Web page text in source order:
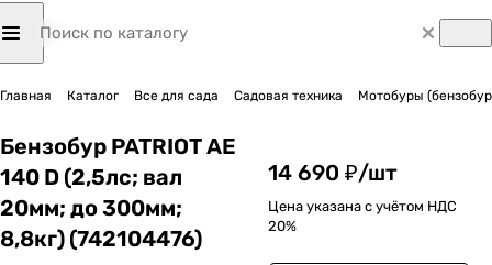
Главная Каталог Все для сада Садовая техника Мотобуры
Бензобур PATRIOT AE
140 D (2,5лс; вал
20мм; до 300мм;
8,8кг) (742104476)
14 690 ₽/шт
Цена указана с учётом НДС
20%